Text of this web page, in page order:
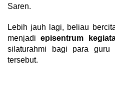
Saren.
Lebih jauh lagi, beliau
menjadiepisentrum
silaturahmi bagi para
tersebut.